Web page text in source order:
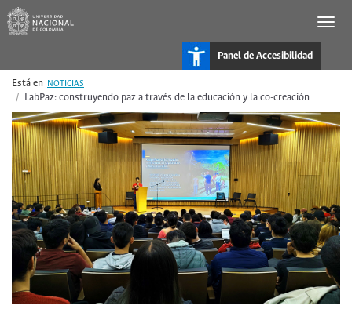
Pasar
al
contenido
Panel de Accesibilidad
NOTICIAS
LabPaz: construyendo paz a través de la educación y la co-creación